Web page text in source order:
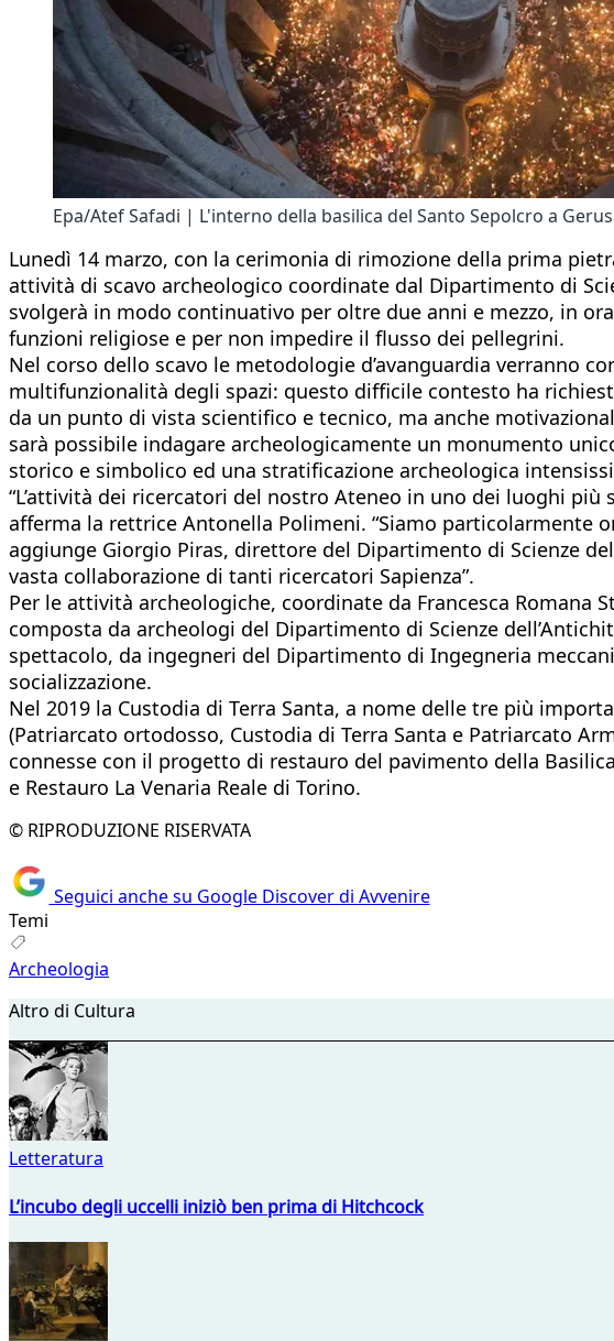
Epa/Atef Safadi | L'interno della basilica del Santo Sepolcro a
Lunedì 14 marzo, con la cerimonia di rimozione della prima
attività di scavo archeologico coordinate dal Dipartimento di
svolgerà in modo continuativo per oltre due anni e mezzo, in
funzioni religiose e per non impedire il flusso dei pellegrini.
Nel corso dello scavo le metodologie d’avanguardia verranno
multifunzionalità degli spazi: questo difficile contesto ha
da un punto di vista scientifico e tecnico, ma anche
sarà possibile indagare archeologicamente un monumento
storico e simbolico ed una stratificazione archeologica
“L’attività dei ricercatori del nostro Ateneo in uno dei luoghi
afferma la rettrice Antonella Polimeni. “Siamo particolarmente
aggiunge Giorgio Piras, direttore del Dipartimento di Scienze
vasta collaborazione di tanti ricercatori Sapienza”.
Per le attività archeologiche, coordinate da Francesca Romana
composta da archeologi del Dipartimento di Scienze
spettacolo, da ingegneri del Dipartimento di Ingegneria
socializzazione.
Nel 2019 la Custodia di Terra Santa, a nome delle tre più
(Patriarcato ortodosso, Custodia di Terra Santa e Patriarcato
connesse con il progetto di restauro del pavimento della
e Restauro La Venaria Reale di Torino.
© RIPRODUZIONE RISERVATA
Seguici anche su Google Discover di Avvenire
Temi
Archeologia
Altro di Cultura
Letteratura
L’incubo degli uccelli iniziò ben prima di Hitchcock